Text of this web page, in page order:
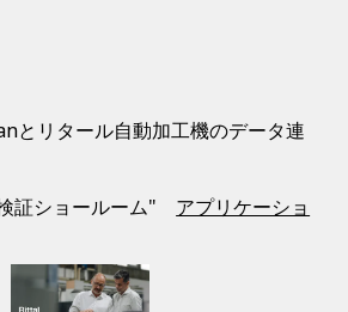
とリタール自動加工機のデータ連
証ショールーム" アプリケーショ